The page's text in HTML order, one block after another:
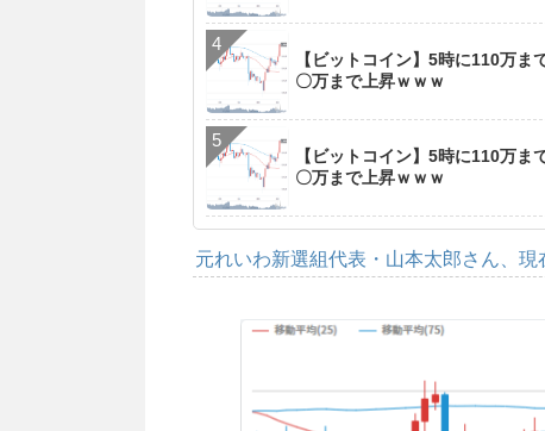
【ビットコイン】5時に110万
〇万まで上昇ｗｗｗ
【ビットコイン】5時に110万
〇万まで上昇ｗｗｗ
元れいわ新選組代表・山本太郎さん、